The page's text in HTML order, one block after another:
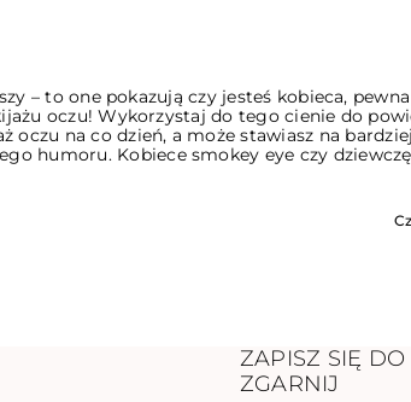
– to one pokazują czy jesteś kobieca,
oczu! Wykorzystaj do tego cienie do
oczu na co dzień, a może stawiasz na
humoru. Kobiece smokey eye czy
ZAPISZ SIĘ
ZGARNIJ